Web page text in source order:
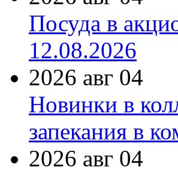
Посуда в
12.08.2026
2026 авг 04
Новинки в
запекания в
2026 авг 04